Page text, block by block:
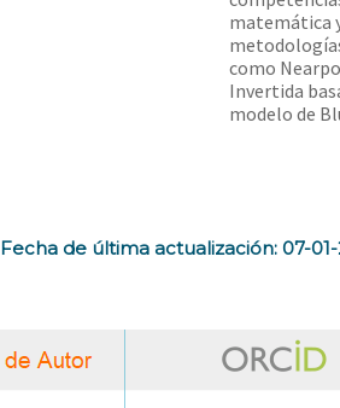
matemática
como
Invertida
modelo de
Fecha de última actualización: 07-